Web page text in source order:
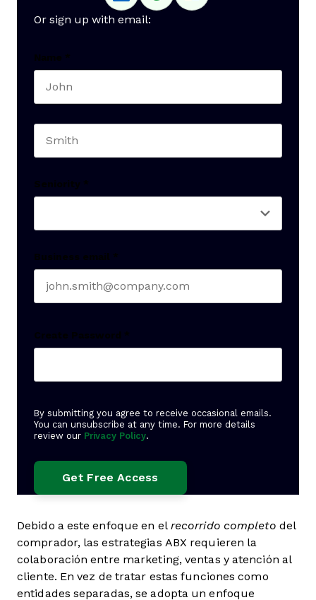
Or sign up with email:
Name *
Seniority *
Business email *
Create Password *
By submitting you agree to receive occasional emails.
You can unsubscribe at any time. For more details
review our Privacy Policy.
Debido a este enfoque en el recorrido completo del
comprador, las estrategias ABX requieren la
colaboración entre marketing, ventas y atención al
cliente. En vez de tratar estas funciones como
entidades separadas, se adopta un enfoque